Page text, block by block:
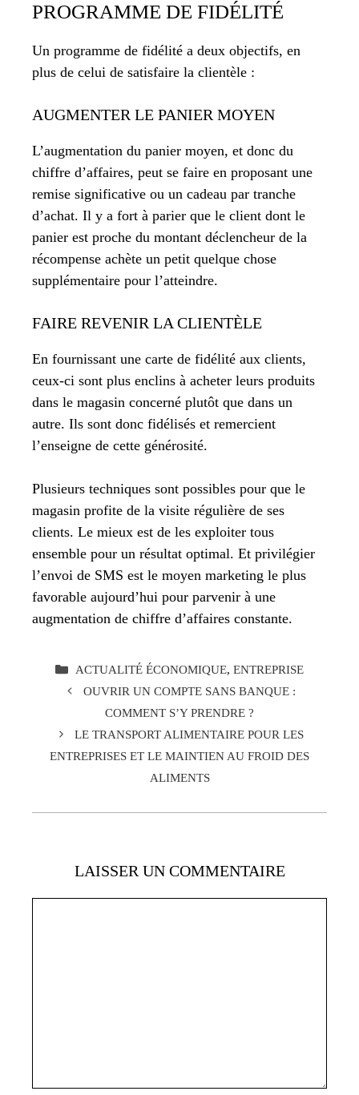
PROGRAMME DE FIDÉLITÉ
Un programme de fidélité a deux objectifs, en
plus de celui de satisfaire la clientèle :
AUGMENTER LE PANIER MOYEN
L’augmentation du panier moyen, et donc du
chiffre d’affaires, peut se faire en proposant une
remise significative ou un cadeau par tranche
d’achat. Il y a fort à parier que le client dont le
panier est proche du montant déclencheur de la
récompense achète un petit quelque chose
supplémentaire pour l’atteindre.
FAIRE REVENIR LA CLIENTÈLE
En fournissant une carte de fidélité aux clients,
ceux-ci sont plus enclins à acheter leurs produits
dans le magasin concerné plutôt que dans un
autre. Ils sont donc fidélisés et remercient
l’enseigne de cette générosité.
Plusieurs techniques sont possibles pour que le
magasin profite de la visite régulière de ses
clients. Le mieux est de les exploiter tous
ensemble pour un résultat optimal. Et privilégier
l’envoi de SMS est le moyen marketing le plus
favorable aujourd’hui pour parvenir à une
augmentation de chiffre d’affaires constante.
CATÉGORIES
ACTUALITÉ ÉCONOMIQUE, ENTREPRISE
OUVRIR UN COMPTE SANS BANQUE :
COMMENT S’Y PRENDRE ?
LE TRANSPORT ALIMENTAIRE POUR LES
ENTREPRISES ET LE MAINTIEN AU FROID DES
ALIMENTS
LAISSER UN COMMENTAIRE